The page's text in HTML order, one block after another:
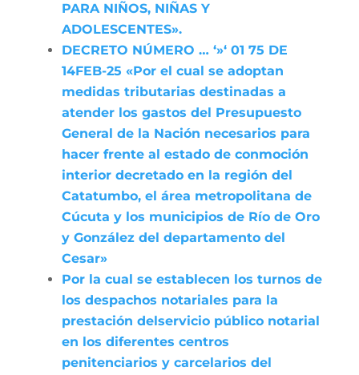
PARA NIÑOS, NIÑAS Y
ADOLESCENTES».
DECRETO NÚMERO … ‘»‘ 01 75 DE
14FEB-25 «Por el cual se adoptan
medidas tributarias destinadas a
atender los gastos del Presupuesto
General de la Nación necesarios para
hacer frente al estado de conmoción
interior decretado en la región del
Catatumbo, el área metropolitana de
Cúcuta y los municipios de Río de Oro
y González del departamento del
Cesar»
Por la cual se establecen los turnos de
los despachos notariales para la
prestación delservicio público notarial
en los diferentes centros
penitenciarios y carcelarios del